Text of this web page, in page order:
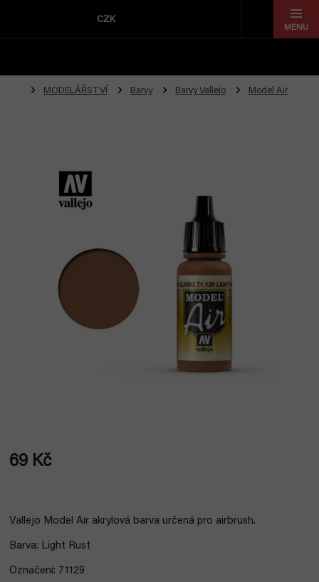
CZK
MODELÁŘSTVÍ Barvy Barvy Vallejo Model Air
69 Kč
Vallejo Model Air akrylová barva určená pro airbrush.
Barva: Light Rust
Označení: 71129